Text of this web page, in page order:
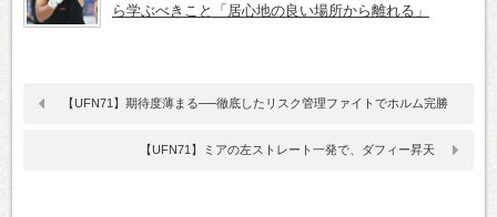
ら学ぶべきこと「居心地の良い場所から離れる」
【UFN71】期待度薄まる──徹底したリスク管理ファイトでホルム完勝
【UFN71】ミアの左ストレート一発で、ダフィー昇天